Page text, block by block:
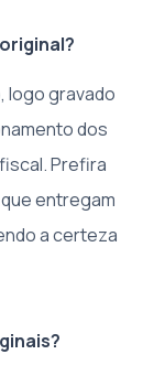
logo gravado
dos
Prefira
que entregam
a certeza